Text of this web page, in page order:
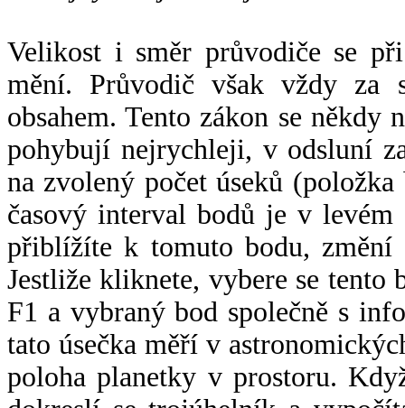
Velikost i směr průvodiče se
mění. Průvodič však vždy za
obsahem. Tento zákon se někdy
pohybují nejrychleji, v odsluní
na zvolený počet úseků
časový interval bodů je v
přiblížíte k tomuto bodu,
Jestliže kliknete, vybere se tento
F1 a vybraný bod společně s
tato úsečka měří v
poloha planetky v prostoru.